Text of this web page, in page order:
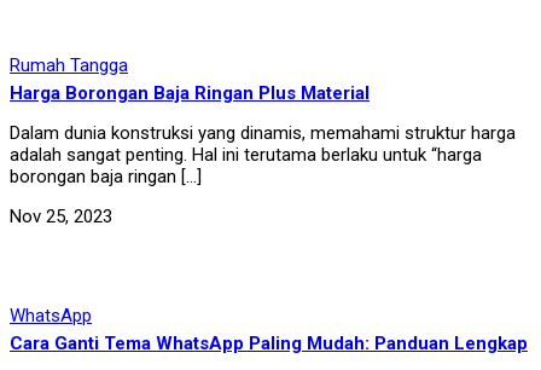
Rumah Tangga
Harga Borongan Baja Ringan Plus Material
Dalam dunia konstruksi yang dinamis, memahami struktur harga
adalah sangat penting. Hal ini terutama berlaku untuk “harga
borongan baja ringan […]
Nov 25, 2023
WhatsApp
Cara Ganti Tema WhatsApp Paling Mudah: Panduan Lengkap